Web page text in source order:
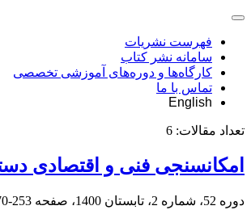
فهرست نشریات
سامانه نشر کتاب
کارگاه‌ها و دوره‌های آموزشی تخصصی
تماس با ما
English
تعداد مقالات: 6
امکانسنجی فنی و اقتصادی
دوره 52، شماره 2، تابستان 1400، صفحه 253-270